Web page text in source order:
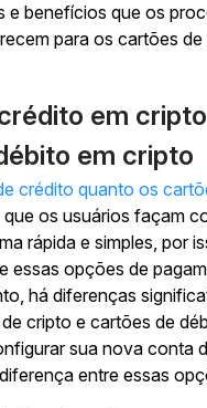
e benefícios que os
para os cartões
em
em cripto
crédito quanto os
que os usuários façam
rápida e simples, por
essas opções de
há diferenças
cripto e cartões de
sua nova conta
entre essas